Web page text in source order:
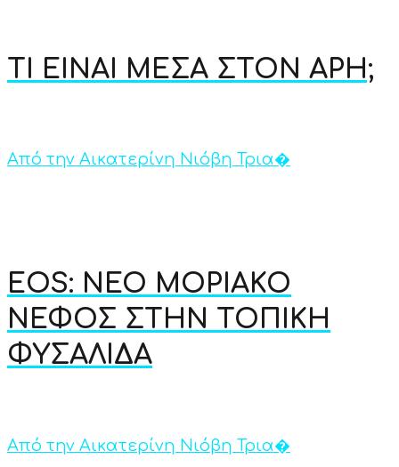
ΤΙ ΕΙΝΑΙ ΜΕΣΑ ΣΤΟΝ ΑΡΗ;
Από την Αικατερίνη Νιόβη Τρια�
EOS: ΝΕΟ ΜΟΡΙΑΚΟ
ΝΕΦΟΣ ΣΤΗΝ ΤΟΠΙΚΗ
ΦΥΣΑΛΙΔΑ
Από την Αικατερίνη Νιόβη Τρια�